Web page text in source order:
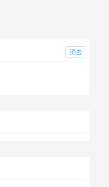
消去